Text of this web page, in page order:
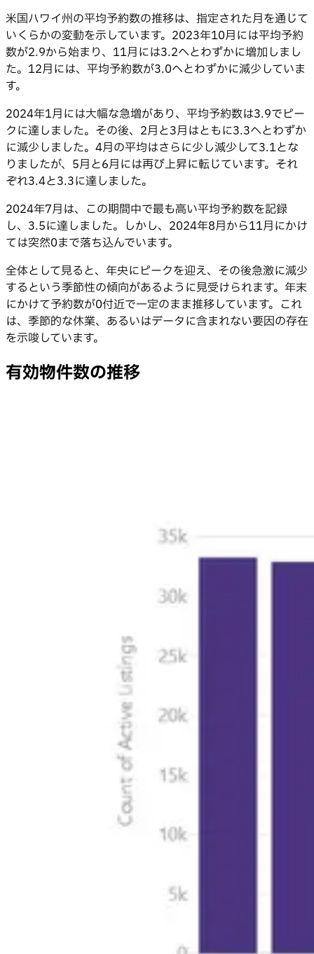
米国ハワイ州の平均予約数の推移は、指定された月を通じて
いくらかの変動を示しています。2023年10月には平均予約
数が2.9から始まり、11月には3.2へとわずかに増加しまし
た。12月には、平均予約数が3.0へとわずかに減少していま
す。
2024年1月には大幅な急増があり、平均予約数は3.9でピー
クに達しました。その後、2月と3月はともに3.3へとわずか
に減少しました。4月の平均はさらに少し減少して3.1とな
りましたが、5月と6月には再び上昇に転じています。それ
ぞれ3.4と3.3に達しました。
2024年7月は、この期間中で最も高い平均予約数を記録
し、3.5に達しました。しかし、2024年8月から11月にかけ
ては突然0まで落ち込んでいます。
全体として見ると、年央にピークを迎え、その後急激に減少
するという季節性の傾向があるように見受けられます。年末
にかけて予約数が0付近で一定のまま推移しています。これ
は、季節的な休業、あるいはデータに含まれない要因の存在
を示唆しています。
有効物件数の推移